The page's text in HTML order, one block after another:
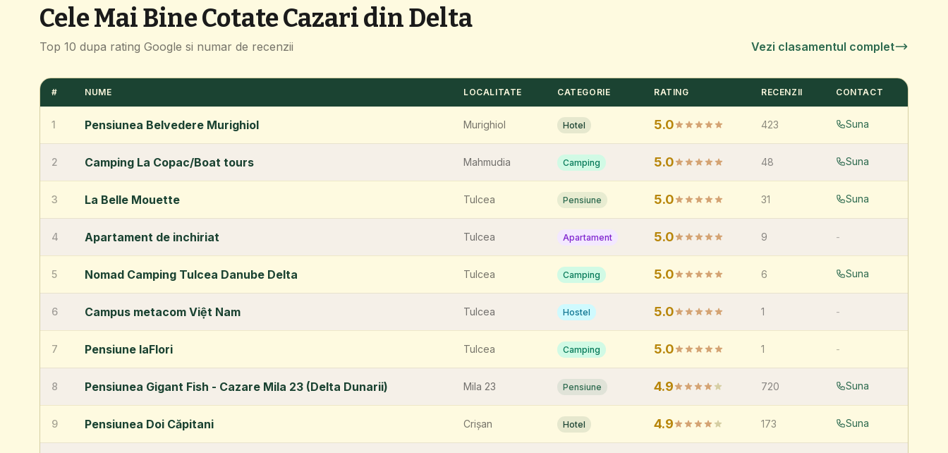
Cele Mai Bine Cotate Cazari din Delta
Top 10 dupa rating Google si numar de recenzii Vezi clasamentul complet
# NUME LOCALITATE CATEGORIE RATING RECENZII CONTACT
1 Pensiunea Belvedere Murighiol Murighiol Hotel 5.0 423 Suna
2 Camping La Copac/Boat tours Mahmudia Camping 5.0 48 Suna
3 La Belle Mouette Tulcea Pensiune 5.0 31 Suna
4 Apartament de inchiriat Tulcea Apartament 5.0 9 -
5 Nomad Camping Tulcea Danube Delta Tulcea Camping 5.0 6 Suna
6 Campus metacom Việt Nam Tulcea Hostel 5.0 1 -
7 Pensiune laFlori Tulcea Camping 5.0 1 -
8 Pensiunea Gigant Fish - Cazare Mila 23 (Delta Dunarii) Mila 23 Pensiune 4.9 720 Suna
9 Pensiunea Doi Căpitani Crișan Hotel 4.9 173 Suna